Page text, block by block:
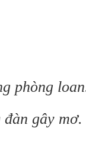
phòng
gây mơ.